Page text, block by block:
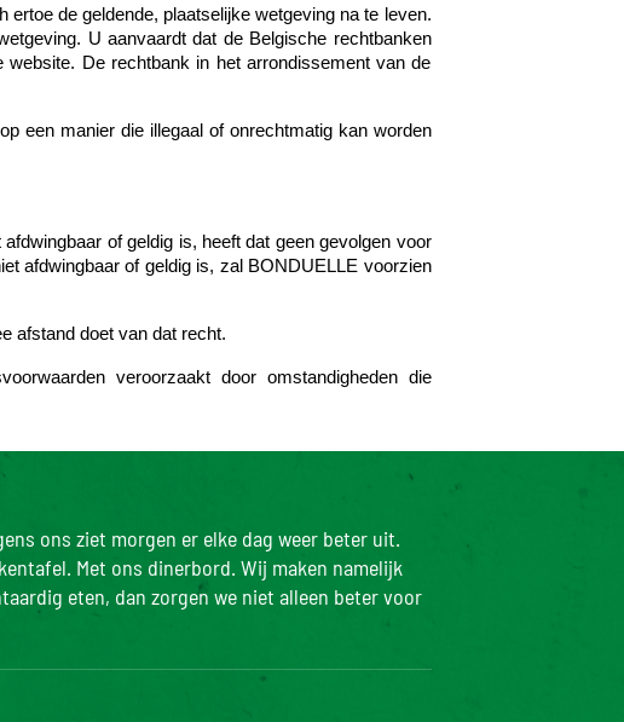
de geldende, plaatselijke wetgeving na te leven.
U aanvaardt dat de Belgische rechtbanken
De rechtbank in het arrondissement van de
een manier die illegaal of onrechtmatig kan worden
of geldig is, heeft dat geen gevolgen voor
afdwingbaar of geldig is, zal BONDUELLE voorzien
afstand doet van dat recht.
veroorzaakt door omstandigheden die
ons ziet morgen er elke dag weer beter uit.
Met ons dinerbord. Wij maken namelijk
eten, dan zorgen we niet alleen beter voor